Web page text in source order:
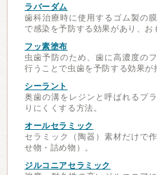
ラバーダム
歯科治療時に使用するゴム製の
で感染を予防する効果があり、お
フッ素塗布
虫歯予防のため、歯に高濃度の
行うことで虫歯を予防する効果が
シーラント
奥歯の溝をレジンと呼ばれるプ
りにくくする方法。
オールセラミック
セラミック（陶器）素材だけで
せ物・詰め物）。
ジルコニアセラミック